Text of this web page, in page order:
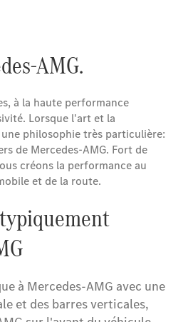
AMG.
à la haute performance
Lorsque l'art et la
philosophie très particulière:
de Mercedes-AMG. Fort de
créons la performance au
et de la route.
à Mercedes-AMG avec une
et des barres verticales,